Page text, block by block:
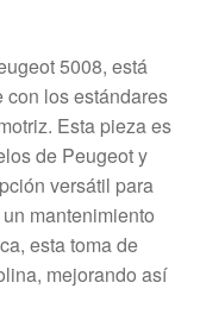
5008, está
con los estándares
Esta pieza es
de Peugeot y
versátil para
mantenimiento
esta toma de
mejorando así